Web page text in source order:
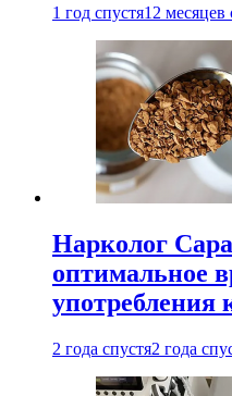
1 год спустя12 месяцев
Нарколог
оптимальное
употребления
2 года спустя2 года